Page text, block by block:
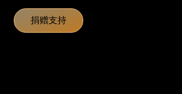
捐赠支持